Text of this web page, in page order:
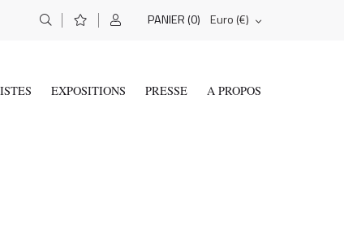
PANIER(0) Euro (€)
EXPOSITIONS PRESSE A PROPOS